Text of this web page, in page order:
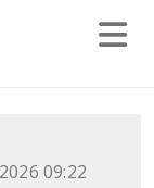
09:22